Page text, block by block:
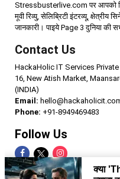
Stressbusterlive.com पर आपको
मूवी रिव्यु, सेलिब्रिटी इंटरव्यू,
जानकारी। पाइये Page 3 दुनिया की
Contact Us
HackaHolic IT Services
16, New Atish Market,
(INDIA)
Email:
Phone: +91-8949469483
Follow Us